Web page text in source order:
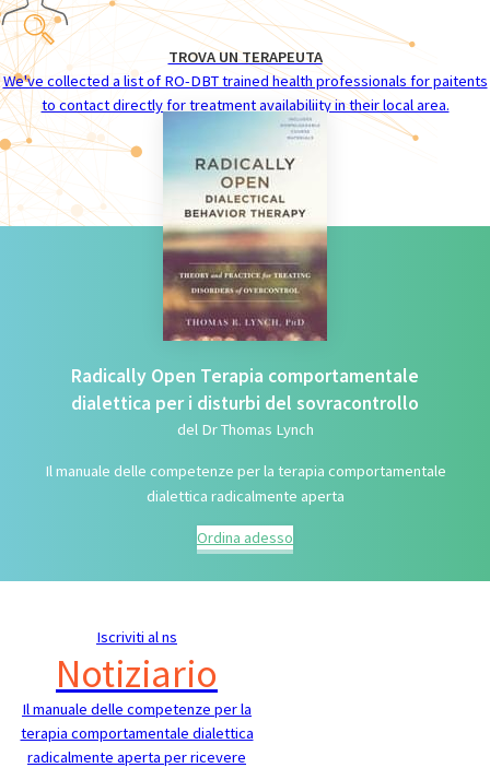
TROVA UN TERAPEUTA
We've collected a list of RO-DBT trained health professionals for paitents
to contact directly for treatment availabiliity in their local area.
Radically Open Terapia comportamentale
dialettica per i disturbi del sovracontrollo
del Dr Thomas Lynch
Il manuale delle competenze per la terapia comportamentale
dialettica radicalmente aperta
Ordina adesso
Iscriviti al ns
Notiziario
Il manuale delle competenze per la
terapia comportamentale dialettica
radicalmente aperta per ricevere